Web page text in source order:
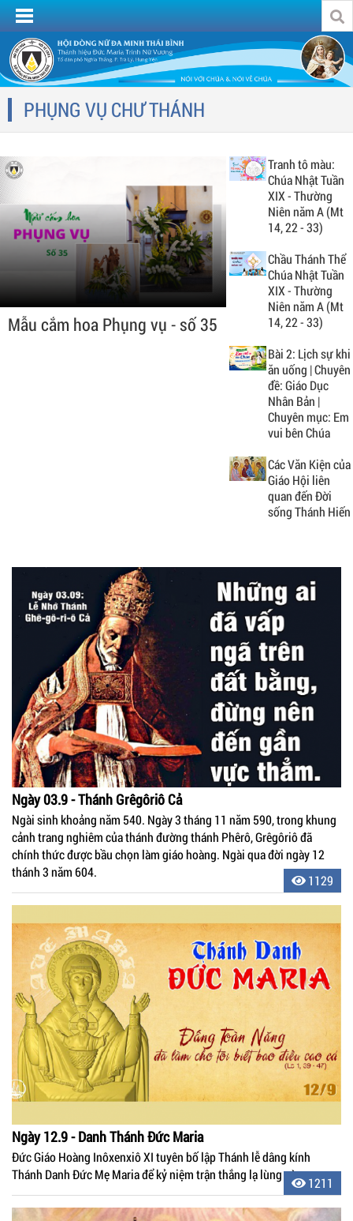
PHỤNG VỤ CHƯ THÁNH
Mẫu cắm hoa Phụng vụ - số 35
Tranh tô màu:
Chúa Nhật Tuần
XIX - Thường
Niên năm A (Mt
14, 22 - 33)
Chầu Thánh Thể
Chúa Nhật Tuần
XIX - Thường
Niên năm A (Mt
14, 22 - 33)
Bài 2: Lịch sự khi
ăn uống | Chuyên
đề: Giáo Dục
Nhân Bản |
Chuyên mục: Em
vui bên Chúa
Các Văn Kiện của
Giáo Hội liên
quan đến Đời
sống Thánh Hiến
Ngày 03.9 - Thánh Grêgôriô Cả
Ngài sinh khoảng năm 540. Ngày 3 tháng 11 năm 590, trong khung
cảnh trang nghiêm của thánh đường thánh Phêrô, Grêgôriô đã
chính thức được bầu chọn làm giáo hoàng. Ngài qua đời ngày 12
thánh 3 năm 604.
1129
Ngày 12.9 - Danh Thánh Đức Maria
Đức Giáo Hoàng Inôxenxiô XI tuyên bố lập Thánh lễ dâng kính
Thánh Danh Đức Mẹ Maria để kỷ niệm trận thắng lạ lùng này.
1211